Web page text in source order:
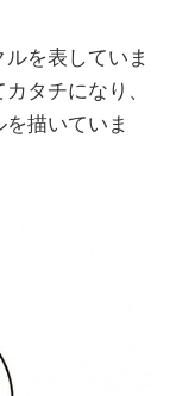
を表していま
タチになり、
描いていま